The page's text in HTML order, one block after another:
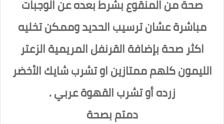
صحة من المنقوع بشرط بعده عن الوجبات
مباشرة عشان ترسيب الحديد وممكن تخليه
اكثر صحة بإضافة القرنفل المريمية الزعتر
الليمون كلهم ممتازين او تشرب شايك الأخضر
زرده أو تشرب القهوة عربي .
دمتم بصحة